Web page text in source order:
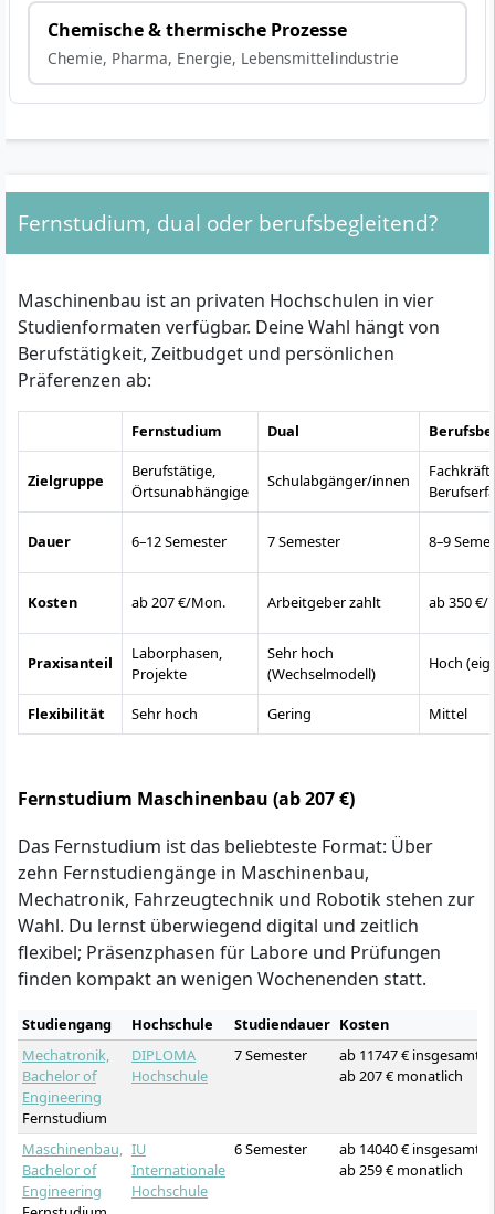
Chemische & thermische Prozesse
Chemie, Pharma, Energie, Lebensmittelindustrie
Fernstudium, dual oder berufsbegleitend?
Maschinenbau ist an privaten Hochschulen in vier
Studienformaten verfügbar. Deine Wahl hängt von
Berufstätigkeit, Zeitbudget und persönlichen
Präferenzen ab:
Fernstudium Dual
Zielgruppe
Berufstätige,
Örtsunabhängige
Schulabgänger/innen
Dauer 6–12 Semester 7 Semester 8–9
Kosten ab 207 €/Mon. Arbeitgeber zahlt ab 350 €/
Praxisanteil
Laborphasen,
Projekte
Sehr hoch
(Wechselmodell)
Hoch
Flexibilität Sehr hoch Gering Mittel
Fernstudium Maschinenbau (ab 207 €)
Das Fernstudium ist das beliebteste Format: Über
zehn Fernstudiengänge in Maschinenbau,
Mechatronik, Fahrzeugtechnik und Robotik stehen zur
Wahl. Du lernst überwiegend digital und zeitlich
flexibel; Präsenzphasen für Labore und Prüfungen
finden kompakt an wenigen Wochenenden statt.
Studiengang Hochschule Studiendauer Kosten
Mechatronik,
Bachelor of
Engineering
Fernstudium
DIPLOMA
Hochschule
7 Semester
ab 11747 € insgesamt
ab 207 € monatlich
Maschinenbau,
Bachelor of
Engineering
IU
Internationale
Hochschule
6 Semester
ab 14040 € insgesamt
ab 259 € monatlich